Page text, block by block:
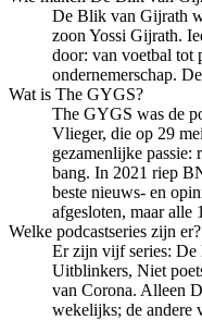
De Blik van Gijrath
zoon Yossi Gijrath.
door: van voetbal tot
ondernemerschap.
Wat is The GYGS?
The GYGS was de
Vlieger, die op 29
gezamenlijke passie:
bang. In 2021 riep
beste nieuws- en
afgesloten, maar alle
Welke podcastseries zijn er?
Er zijn vijf series:
Uitblinkers, Niet
van Corona. Alleen
wekelijks; de andere